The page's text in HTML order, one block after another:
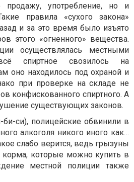
продажу, употребление, но и
правила «сухого закона»
и за это время было изъято
этого «огненного» вещества.
осуществлялась местными
спиртное свозилось на
оно находилось под охраной и
при проверке на складе не
конфискованного спиртного. А
существующих законов.
си), полицейские обвинили в
алкоголя никого иного как…
слабо верится, ведь грызуны
корма, которые можно купить в
местной полиции также